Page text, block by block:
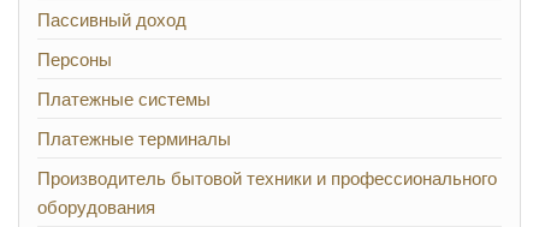
Пассивный доход
Персоны
Платежные системы
Платежные терминалы
Производитель бытовой техники и профессионального
оборудования